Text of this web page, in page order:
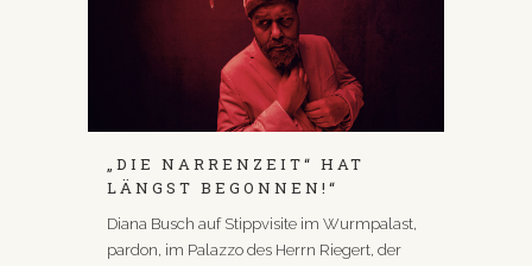
„DIE NARRENZEIT“ HAT
LÄNGST BEGONNEN!“
Diana Busch auf Stippvisite im Wurmpalast,
pardon, im Palazzo des Herrn Riegert, der